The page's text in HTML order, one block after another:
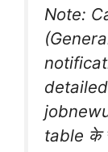
Note:
table के